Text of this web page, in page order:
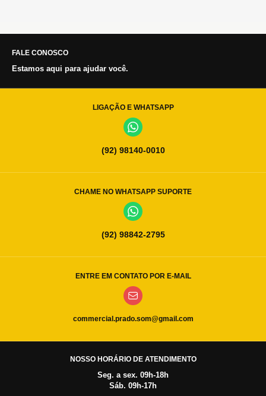
FALE CONOSCO
Estamos aqui para ajudar você.
LIGAÇÃO E WHATSAPP
(92) 98140-0010
CHAME NO WHATSAPP SUPORTE
(92) 98842-2795
ENTRE EM CONTATO POR E-MAIL
commercial.prado.som@gmail.com
NOSSO HORÁRIO DE ATENDIMENTO
Seg. a sex. 09h-18h
Sáb. 09h-17h